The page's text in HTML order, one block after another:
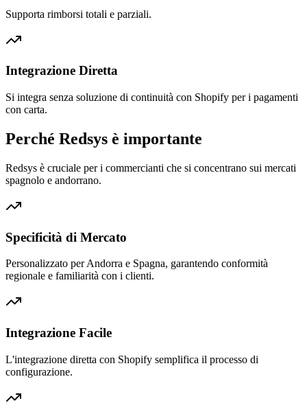
Supporta rimborsi totali e parziali.
Integrazione Diretta
Si integra senza soluzione di continuità con Shopify per i pagamenti
con carta.
Perché Redsys è importante
Redsys è cruciale per i commercianti che si concentrano sui mercati
spagnolo e andorrano.
Specificità di Mercato
Personalizzato per Andorra e Spagna, garantendo conformità
regionale e familiarità con i clienti.
Integrazione Facile
L'integrazione diretta con Shopify semplifica il processo di
configurazione.